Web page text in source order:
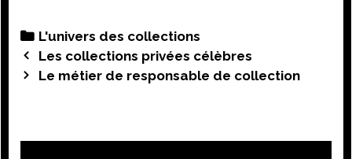
Categories
L'univers des collections
Post
navigation
Les collections privées célèbres
Le métier de responsable de collection